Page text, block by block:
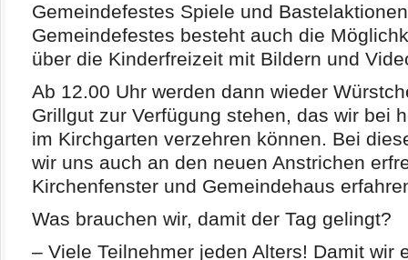
Gemeindefestes Spiele und
Gemeindefestes besteht auch die
über die Kinderfreizeit mit Bildern und
Ab 12.00 Uhr werden dann wieder
Grillgut zur Verfügung stehen, das wir bei
im Kirchgarten verzehren können. Bei
wir uns auch an den neuen Anstrichen
Kirchenfenster und Gemeindehaus
Was brauchen wir, damit der Tag gelingt?
– Viele Teilnehmer jeden Alters! Damit wir